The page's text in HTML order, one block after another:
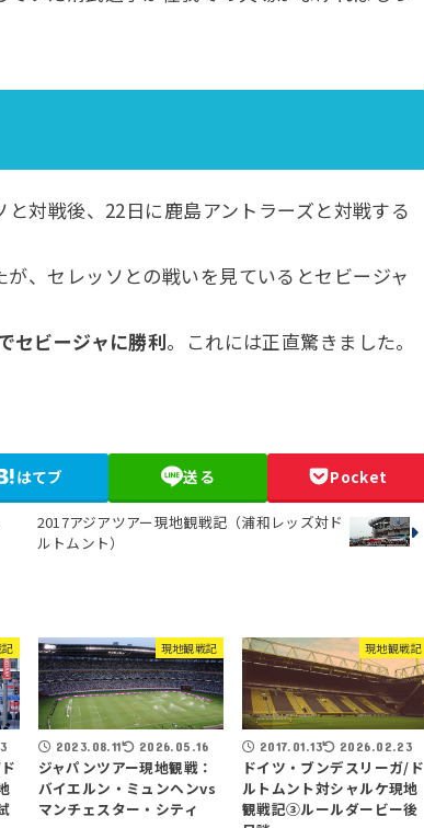
対戦後、22日に鹿島アントラーズと対戦する
、セレッソとの戦いを見ているとセビージャ
セビージャに勝利。これには正直驚きました。
はてブ 送る Pocket
2017アジアツアー現地観戦記（浦和レッズ対ド
ルトムント）
現地観戦記
2023.08.11 2026.05.16
ジャパンツアー現地観戦：
バイエルン・ミュンヘンvs
マンチェスター・シティ
現地観戦記
2017.01.13 2026.02.23
ドイツ・ブンデスリーガ/ド
ルトムント対シャルケ現地
観戦記③ルールダービー後